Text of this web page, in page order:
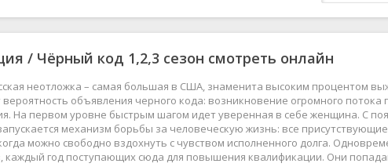
Комедии
Боевики
Приключения
Детективы
Драмы
Ужасы
Военные
Семейные
Спортивные
Вестерны
/ Чёрный код 1,2,3 сезон смотреть онлайн
неотложка – самая большая в США, знаменита высоким процентом
вероятность объявления черного кода: возникновение огромного потока
На первом уровне быстрым шагом идет уверенная в себе женщина. С
механизм борьбы за человеческую жизнь: все
можно свободно вздохнуть с чувством исполненного долга.
каждый год поступающих сюда для повышения квалификации. Они